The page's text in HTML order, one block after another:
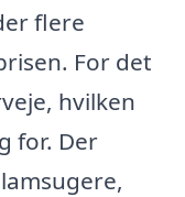
flere
For det
hvilken
for. Der